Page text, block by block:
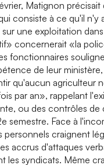
Matignon précisait
consiste à ce qu'il n'y
sur une exploitation
concernerait «la
fonctionnaires
de leur
qu'aucun agriculteur
par an», rappelant
ou des contrôles de
semestre. Face à
personnels craignent
accrus d'attaques
les syndicats. Même